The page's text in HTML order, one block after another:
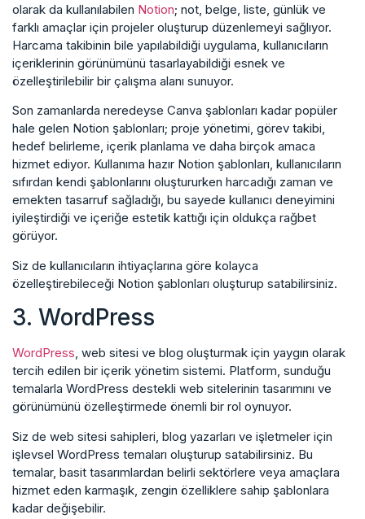
olarak da kullanılabilen Notion; not, belge, liste, günlük ve
farklı amaçlar için projeler oluşturup düzenlemeyi sağlıyor.
Harcama takibinin bile yapılabildiği uygulama, kullanıcıların
içeriklerinin görünümünü tasarlayabildiği esnek ve
özelleştirilebilir bir çalışma alanı sunuyor.
Son zamanlarda neredeyse Canva şablonları kadar popüler
hale gelen Notion şablonları; proje yönetimi, görev takibi,
hedef belirleme, içerik planlama ve daha birçok amaca
hizmet ediyor. Kullanıma hazır Notion şablonları, kullanıcıların
sıfırdan kendi şablonlarını oluştururken harcadığı zaman ve
emekten tasarruf sağladığı, bu sayede kullanıcı deneyimini
iyileştirdiği ve içeriğe estetik kattığı için oldukça rağbet
görüyor.
Siz de kullanıcıların ihtiyaçlarına göre kolayca
özelleştirebileceği Notion şablonları oluşturup satabilirsiniz.
3. WordPress
WordPress, web sitesi ve blog oluşturmak için yaygın olarak
tercih edilen bir içerik yönetim sistemi. Platform, sunduğu
temalarla WordPress destekli web sitelerinin tasarımını ve
görünümünü özelleştirmede önemli bir rol oynuyor.
Siz de web sitesi sahipleri, blog yazarları ve işletmeler için
işlevsel WordPress temaları oluşturup satabilirsiniz. Bu
temalar, basit tasarımlardan belirli sektörlere veya amaçlara
hizmet eden karmaşık, zengin özelliklere sahip şablonlara
kadar değişebilir.